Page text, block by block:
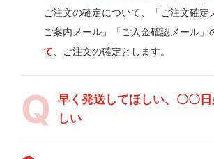
ご注文の確定について、「ご注文確定
ご案内メール」「ご入金確認メール」
て、ご注文の確定とします。
早く発送してほしい、〇〇
しい